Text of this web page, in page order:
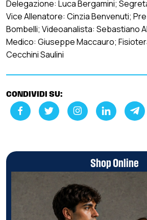
Delegazione: Luca Bergamini;
Vice Allenatore: Cinzia Benvenuti;
Bombelli; Videoanalista: Sebastiano
Medico: Giuseppe Maccauro;
Cecchini Saulini
CONDIVIDI SU:
Shop Online